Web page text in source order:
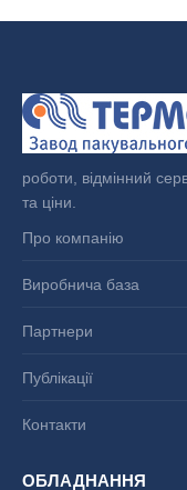
роботи, відмінний
та ціни.
Про компанію
Виробнича база
Партнери
Публікації
Контакти
ОБЛАДНАННЯ